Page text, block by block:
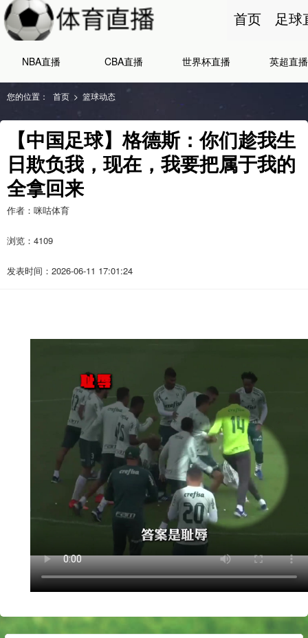
首页 足球
NBA直播 CBA直播 世界杯直播 英超直播
您的位置： 首页 > 篮球动态
【中国足球】格德斯：你们趁我生
日欺负我，现在，我要把属于我的
全拿回来
作者：咪咕体育
浏览： 4109
发表时间：2026-06-11 17:01:24